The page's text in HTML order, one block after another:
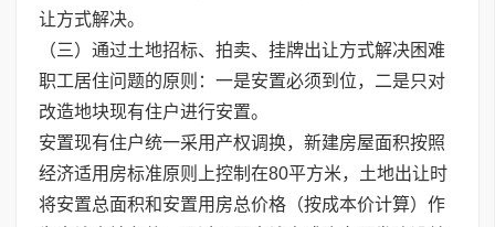
让方式解决。
（三）通过土地招标、拍卖、挂牌出让方式解决困难
职工居住问题的原则：一是安置必须到位，二是只对
改造地块现有住户进行安置。
安置现有住户统一采用产权调换，新建房屋面积按照
经济适用房标准原则上控制在80平方米，土地出让时
将安置总面积和安置用房总价格（按成本价计算）作